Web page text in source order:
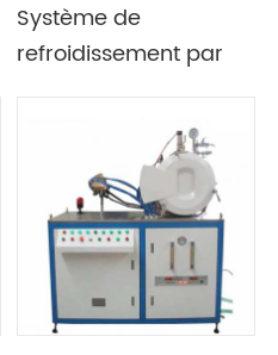
Système de
refroidissement par
moufle de frittage par
micro-ondes d'écran
tactile de 4,3 pouces